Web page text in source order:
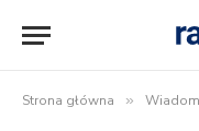
Strona główna »